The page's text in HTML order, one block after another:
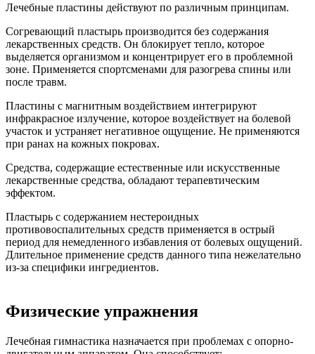
Лечебные пластины действуют по различным принципам.
Согревающий пластырь производится без содержания
лекарственных средств. Он блокирует тепло, которое
выделяется организмом и концентрирует его в проблемной
зоне. Применяется спортсменами для разогрева спины или
после травм.
Пластины с магнитным воздействием интегрируют
инфракрасное излучение, которое воздействует на болевой
участок и устраняет негативное ощущение. Не применяются
при ранах на кожных покровах.
Средства, содержащие естественные или искусственные
лекарственные средства, обладают терапевтическим
эффектом.
Пластырь с содержанием нестероидных
противовоспалительных средств применяется в острый
период для немедленного избавления от болевых ощущений.
Длительное применение средств данного типа нежелательно
из-за специфики ингредиентов.
Физические упражнения
Лечебная гимнастика назначается при проблемах с опорно-